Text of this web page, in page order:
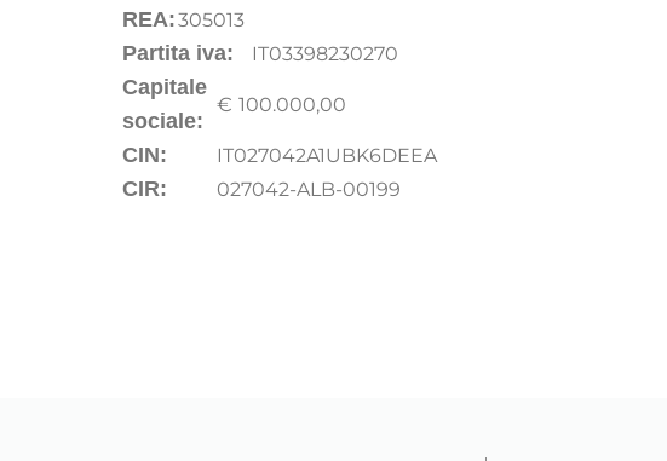
REA:305013
Partita iva: IT03398230270
Capitale
sociale:
€ 100.000,00
CIN: IT027042A1UBK6DEEA
CIR: 027042-ALB-00199